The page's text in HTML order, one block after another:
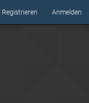
Registrieren Anmelden